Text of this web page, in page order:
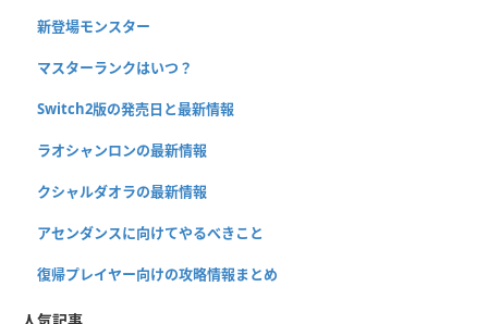
新登場モンスター
マスターランクはいつ？
Switch2版の発売日と最新情報
ラオシャンロンの最新情報
クシャルダオラの最新情報
アセンダンスに向けてやるべきこと
復帰プレイヤー向けの攻略情報まとめ
人気記事